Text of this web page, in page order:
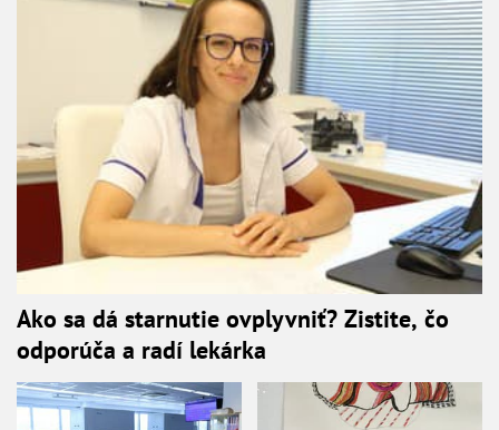
Ako sa dá starnutie ovplyvniť? Zistite, čo
odporúča a radí lekárka